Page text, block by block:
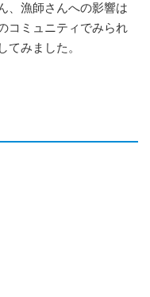
、漁師さんへの影響は
コミュニティでみられ
てみました。